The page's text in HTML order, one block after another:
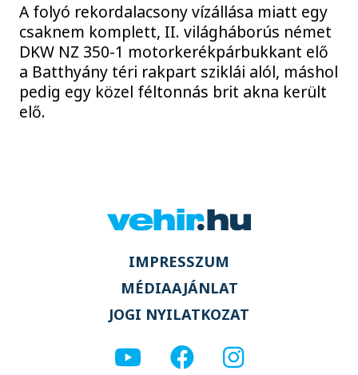
A folyó rekordalacsony vízállása miatt egy
csaknem komplett, II. világháborús német
DKW NZ 350-1 motorkerékpárbukkant elő
a Batthyány téri rakpart sziklái alól, máshol
pedig egy közel féltonnás brit akna került
elő.
IMPRESSZUM
MÉDIAAJÁNLAT
JOGI NYILATKOZAT